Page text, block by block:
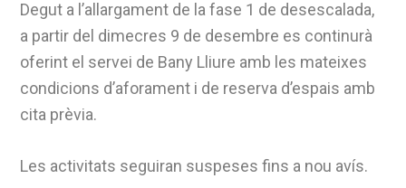
Degut a l’allargament de la fase 1 de desescalada,
a partir del dimecres 9 de desembre es continurà
oferint el servei de Bany Lliure amb les mateixes
condicions d’aforament i de reserva d’espais amb
cita prèvia.
Les activitats seguiran suspeses fins a nou avís.